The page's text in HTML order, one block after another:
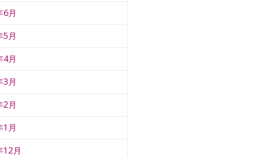
6月
5月
4月
3月
2月
1月
12月